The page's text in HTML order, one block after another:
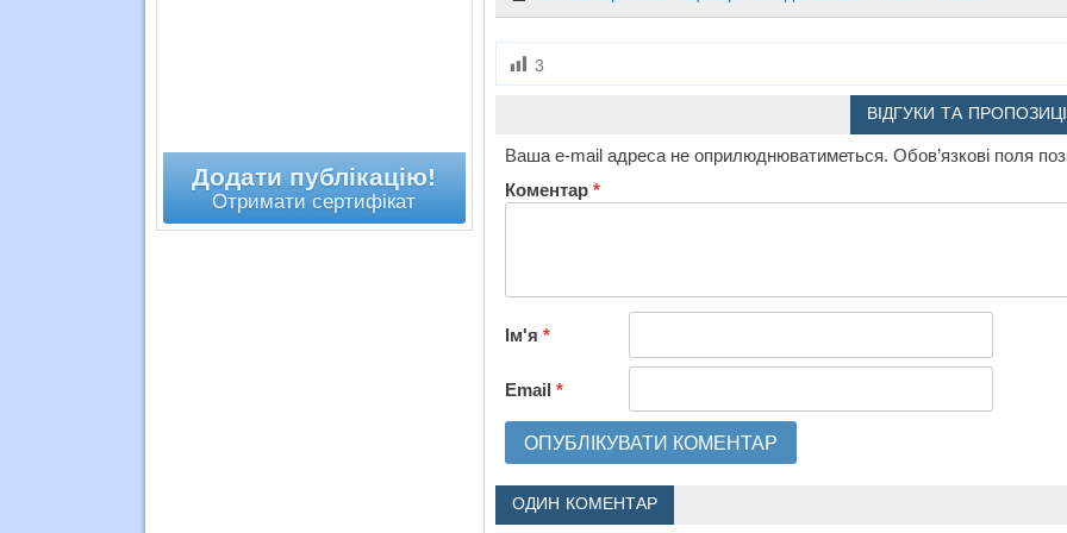
3
ВІДГУКИ ТА
Ваша e-mail адреса не оприлюднюватиметься. Обов’язкові поля
Коментар *
Ім'я *
Email *
ОДИН КОМЕНТАР
Додати публікацію!
Отримати сертифікат